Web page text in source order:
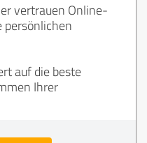
vertrauen Online-
persönlichen
auf die beste
Ihrer